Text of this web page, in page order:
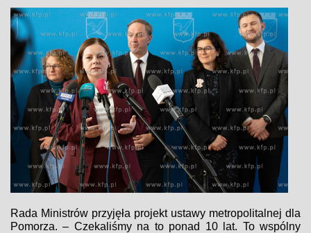
Rada Ministrów przyjęła projekt ustawy metropolitalnej dla
Pomorza. – Czekaliśmy na to ponad 10 lat. To wspólny